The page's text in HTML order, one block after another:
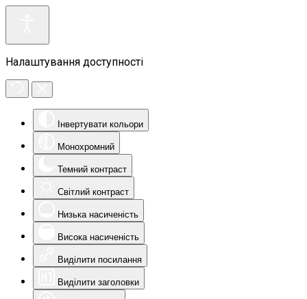
Налаштування доступності
Інвертувати кольори
Монохромний
Темний контраст
Світлий контраст
Низька насиченість
Висока насиченість
Виділити посилання
Виділити заголовки